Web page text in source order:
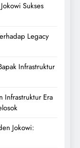
Sukses
Legacy
Infrastruktur
Infrastruktur Era
Jokowi: